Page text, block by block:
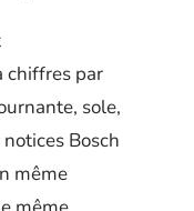
chiffres par
sole,
Bosch
même